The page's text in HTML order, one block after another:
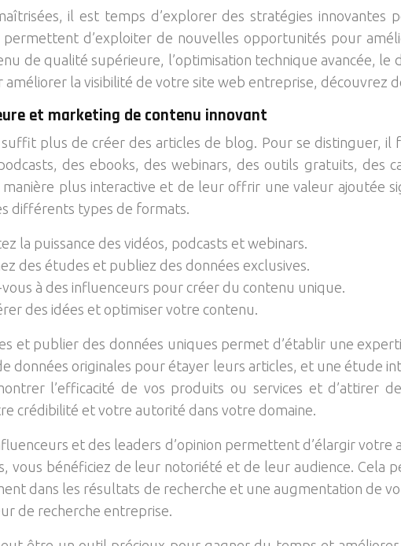
il est temps d’explorer des stratégies
d’exploiter de nouvelles opportunités pour
de qualité supérieure, l’optimisation technique avancée,
améliorer la visibilité de votre site web entreprise, découvrez
et marketing de contenu innovant
plus de créer des articles de blog. Pour se distinguer,
des ebooks, des webinars, des outils gratuits,
manière plus interactive et de leur offrir une valeur ajoutée
différents types de formats.
la puissance des vidéos, podcasts et webinars.
des études et publiez des données exclusives.
vous à des influenceurs pour créer du contenu unique.
des idées et optimiser votre contenu.
et publier des données uniques permet d’établir une
données originales pour étayer leurs articles, et une étude
l’efficacité de vos produits ou services et d’attirer
crédibilité et votre autorité dans votre domaine.
et des leaders d’opinion permettent d’élargir
vous bénéficiez de leur notoriété et de leur audience.
dans les résultats de recherche et une augmentation de
de recherche entreprise.